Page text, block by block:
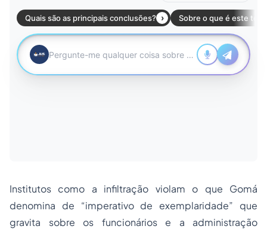
Institutos como a infiltração violam o que Gomá
denomina de “imperativo de exemplaridade” que
gravita sobre os funcionários e a administração